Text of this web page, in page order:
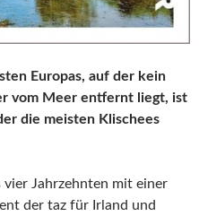
Europas, auf der kein
vom Meer entfernt liegt, ist
die meisten Klischees
vier Jahrzehnten mit einer
der taz für Irland und